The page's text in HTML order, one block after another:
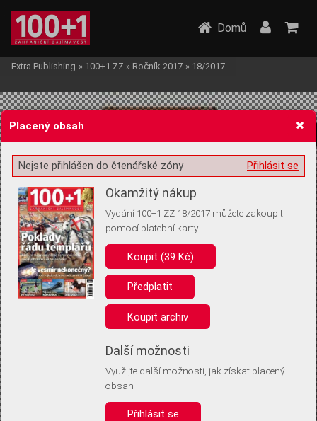
Žádost o souhlas s ukládáním volitelných informací
Pro základní fungování webu nepotřebujeme ukládat žádné informace
(tzv. cookies apod.). Rádi bychom vás ale požádali o souhlas s
uložením volitelných informací:
Anonymní unikátní ID
Díky němu příště poznáme, že se jedná o stejné zařízení, a
Identifikátor je zcela anonymní.
Vaše souhlasy a odmítnutí si ukládáme do vašeho zařízení, abychom se
vás už příště znovu neptali. Můžete je kdykoli později upravit ve Správě
Domů
Extra Publishing » 100+1 ZZ » Ročník 2017 » 18/2017
Placený obsah
Přihlásit se
Nejste přihlášen do čtenářské zóny
Okamžitý nákup
Vydání 100+1 ZZ 18/2017 můžete zakoupit
pomocí platební karty
Koupit (39 Kč)
Předplatit
Koupit archiv
Další možnosti
Využijte další možnosti, jak získat placený
obsah
Přihlásit se